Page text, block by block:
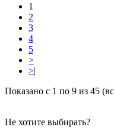
1
2
3
4
5
>
>|
Показано с 1 по 9 из 45
Не хотите выбирать?